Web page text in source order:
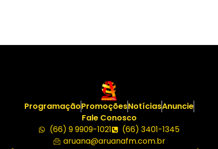
ProgramaçãoPromoçõesNotíciasAnuncie
Fale Conosco
(66) 9 9909-1021
(66) 3401-1345
aruana@aruanafm.com.br